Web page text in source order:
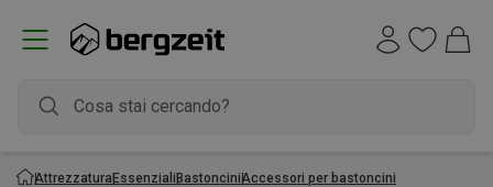
AttrezzaturaEssenzialiBastonciniAccessori per bastoncini